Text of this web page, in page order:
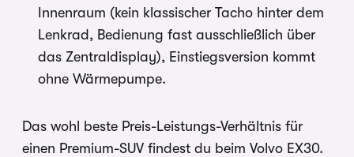
Innenraum (kein klassischer Tacho hinter dem
Lenkrad, Bedienung fast ausschließlich über
das Zentraldisplay), Einstiegsversion kommt
ohne Wärmepumpe.
Das wohl beste Preis-Leistungs-Verhältnis für
einen Premium-SUV findest du beim Volvo EX30.